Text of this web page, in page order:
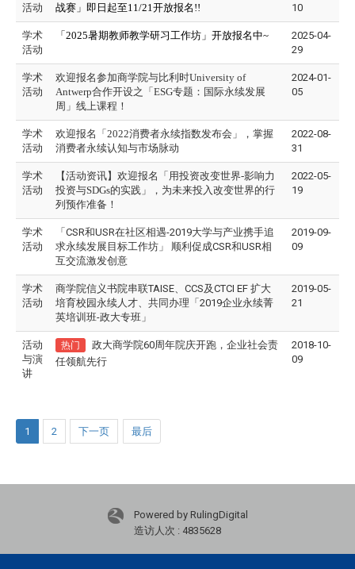
活动
战赛」即日起至11/21开放报名!!
10
学术
活动
「2025暑期教师教学研习工作坊」开放报名中~
2025-04-
29
学术
活动
欢迎报名参加商学院与比利时University of
Antwerp合作开设之「ESG专题：国际永续发展
周」线上课程！
2024-01-
05
学术
活动
欢迎报名「2022消费者永续指数发布会」，掌握
消费者永续认知与市场脉动
2022-08-
31
学术
活动
【活动资讯】欢迎报名「用投资改变世界-影响力
投资与SDGs的实践」，为未来投入改变世界的行
列预作准备！
2022-05-
19
学术
活动
「CSR和USR在社区相遇-2019大学与产业携手追
求永续发展目标工作坊」 顺利促成CSR和USR相
互交流激发创意
2019-09-
09
学术
活动
商学院信义书院串联TAISE、CCS及CTCI EF 扩大
培育校园永续人才、共同办理「2019企业永续菁
英培训班-政大专班」
2019-05-
21
活动
与演
讲
热门
政大商学院60周年院庆开跑，企业社会责
任领航先行
2018-10-
09
1 2 下一页 最后
Powered by RulingDigital
造访人次 : 4835628